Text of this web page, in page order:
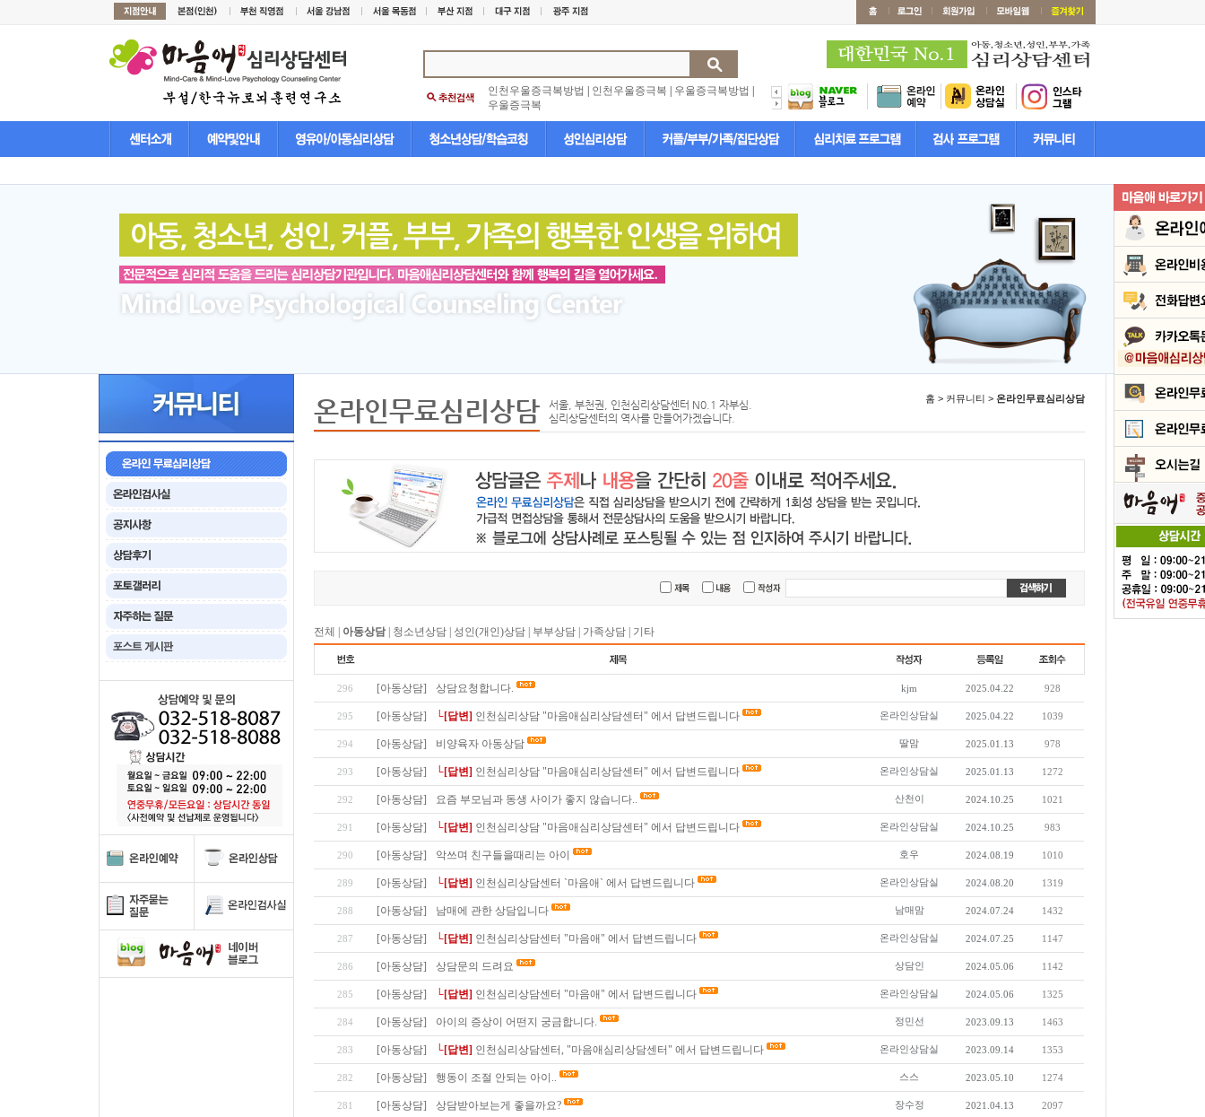
인천우울증극복방법 인천우울증극복 우울증극복방법
우울증극복
온라인무료심리상담
서울, 부천권, 인천심리상담센터 N0.1 자부심.
심리상담센터의 역사를 만들어가겠습니다.
홈 > 커뮤니티 > 온라인무료심리상담
전체 아동상담| 청소년상담 성인(개인)상담 부부상담 가족상담 기타
296 [아동상담] 상담요청합니다. kjm 2025.04.22 928
295 [아동상담] └[답변] 인천심리상담 "마음애심리상담센터" 에서 답변드립니다 온라인상담실 2025.04.22 1039
294 [아동상담] 비양육자 아동상담 딸맘 2025.01.13 978
293 [아동상담] └[답변] 인천심리상담 "마음애심리상담센터" 에서 답변드립니다 온라인상담실 2025.01.13 1272
292 [아동상담] 요즘 부모님과 동생 사이가 좋지 않습니다.. 산천이 2024.10.25 1021
291 [아동상담] └[답변] 인천심리상담 "마음애심리상담센터" 에서 답변드립니다 온라인상담실 2024.10.25 983
290 [아동상담] 악쓰며 친구들을때리는 아이 호우 2024.08.19 1010
289 [아동상담] └[답변] 인천심리상담센터 `마음애` 에서 답변드립니다 온라인상담실 2024.08.20 1319
288 [아동상담] 남매에 관한 상담입니다 남매맘 2024.07.24 1432
287 [아동상담] └[답변] 인천심리상담센터 "마음애" 에서 답변드립니다 온라인상담실 2024.07.25 1147
286 [아동상담] 상담문의 드려요 상담인 2024.05.06 1142
285 [아동상담] └[답변] 인천심리상담센터 "마음애" 에서 답변드립니다 온라인상담실 2024.05.06 1325
284 [아동상담] 아이의 증상이 어떤지 궁금합니다. 정민선 2023.09.13 1463
283 [아동상담] └[답변] 인천심리상담센터, "마음애심리상담센터" 에서 답변드립니다 온라인상담실 2023.09.14 1353
282 [아동상담] 행동이 조절 안되는 아이.. 스스 2023.05.10 1274
281 [아동상담] 상담받아보는게 좋을까요? 장수정 2021.04.13 2097